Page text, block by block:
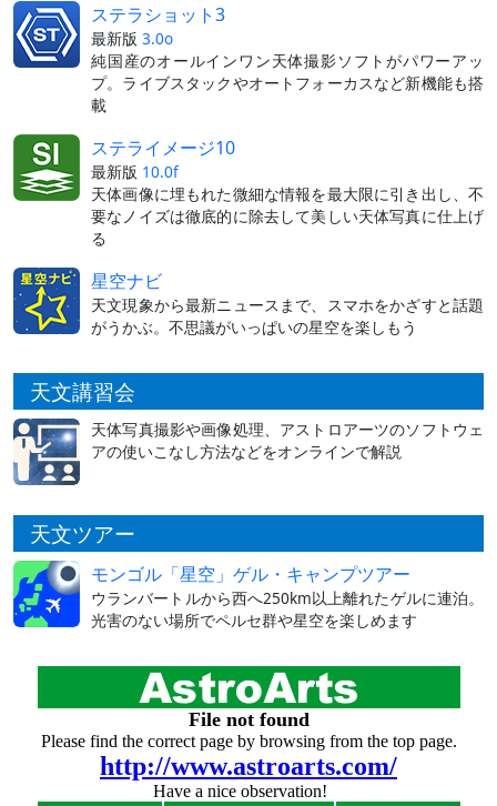
ステラショット3
最新版 3.0o
純国産のオールインワン天体撮影ソフトがパワーアッ
プ。ライブスタックやオートフォーカスなど新機能も搭
載
ステライメージ10
最新版 10.0f
天体画像に埋もれた微細な情報を最大限に引き出し、不
要なノイズは徹底的に除去して美しい天体写真に仕上げ
る
星空ナビ
天文現象から最新ニュースまで、スマホをかざすと話題
がうかぶ。不思議がいっぱいの星空を楽しもう
天文講習会
天体写真撮影や画像処理、アストロアーツのソフトウェ
アの使いこなし方法などをオンラインで解説
天文ツアー
モンゴル「星空」ゲル・キャンプツアー
ウランバートルから西へ250km以上離れたゲルに連泊。
光害のない場所でペルセ群や星空を楽しめます